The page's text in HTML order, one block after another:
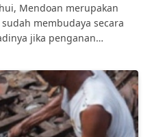
Mendoan merupakan
membudaya secara
jika penganan…